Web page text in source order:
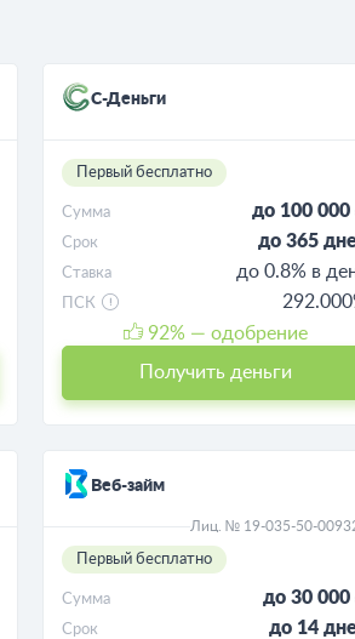
С-Деньги
Первый бесплатно
Сумма до 100 000
Срок до 365
Ставка до 0.8% в
ПСК
92% — одобрение
Получить деньги
Веб-займ
Лиц. № 19-035-50-
Первый бесплатно
Сумма до 30 000
Срок до 14